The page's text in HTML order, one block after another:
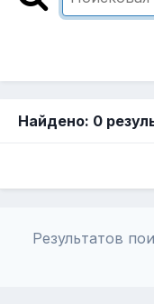
Найдено: 0
Результатов